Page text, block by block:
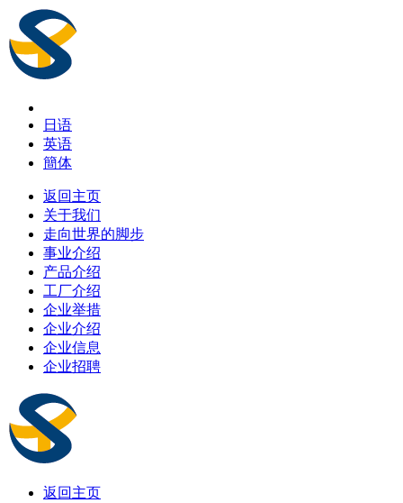
日语
英语
簡体
返回主页
关于我们
走向世界的脚步
事业介绍
产品介绍
工厂介绍
企业举措
企业介绍
企业信息
企业招聘
返回主页